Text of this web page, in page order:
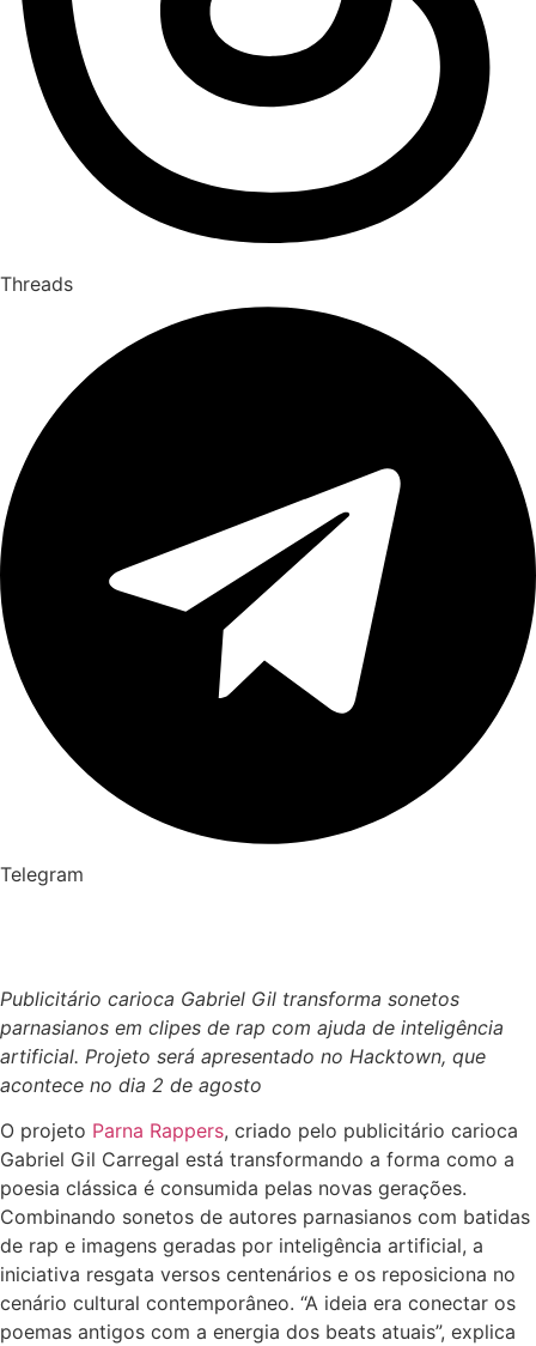
Threads
Telegram
Publicitário carioca Gabriel Gil transforma sonetos
parnasianos em clipes de rap com ajuda de inteligência
artificial. Projeto será apresentado no Hacktown, que
acontece no dia 2 de agosto
O projeto Parna Rappers, criado pelo publicitário carioca
Gabriel Gil Carregal está transformando a forma como a
poesia clássica é consumida pelas novas gerações.
Combinando sonetos de autores parnasianos com batidas
de rap e imagens geradas por inteligência artificial, a
iniciativa resgata versos centenários e os reposiciona no
cenário cultural contemporâneo. “A ideia era conectar os
poemas antigos com a energia dos beats atuais”, explica